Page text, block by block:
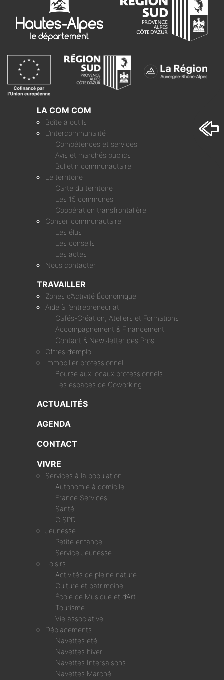
LA COM COM
Boîte à outils
L’intercommunalité
Compétences et services
Avis et marchés publics
Bulletin communautaire
Le territoire
Carte du territoire
Les 15 communes
Coopération transfrontalière
Conseil communautaire
Les élus
Les conseils
Les actes
Nous contacter
TRAVAILLER
Zones d’Activité Économique
Aide à l’entrepreneuriat
Cafés-Création, Ateliers et Formations
Accompagnement & Financement
Contact & Newsletter des Pros
Offres d’emploi
Immobilier professionnel
Bourse aux locaux professionnels
Les espaces de Coworking
ACTUALITÉS
AGENDA
CONTACT
VIVRE
Services à la population
Autonomie à domicile
France Services
Santé
CISPD
Jeunesse
Petite enfance
Service Jeunesse
Loisirs
Activités de pleine nature
Culture et patrimoine
École de Musique et d’Art
Tourisme
Vie associative
Déplacements
Navettes été
Navettes hiver
Navettes Intersaisons
Navettes Marché